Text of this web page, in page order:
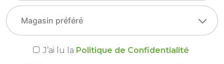
J’ai lu la Politique de Confidentialité